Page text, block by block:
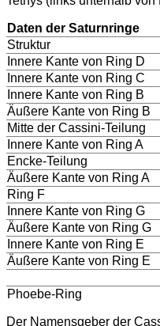
Daten der Saturnringe
Struktur
Innere Kante von Ring D
Innere Kante von Ring C
Innere Kante von Ring B
Äußere Kante von Ring B
Mitte der Cassini-Teilung
Innere Kante von Ring A
Encke-Teilung
Äußere Kante von Ring A
Ring F
Innere Kante von Ring G
Äußere Kante von Ring G
Innere Kante von Ring E
Äußere Kante von Ring E
Phoebe-Ring
Der Namensgeber der